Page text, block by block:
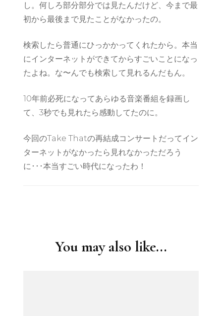
し。何しろ部分部分では見たんだけど、今まで最
初から最後まで見たことがなかったの。
検索したら普通にひっかかってくれたから。本当
にインターネットができてからすごいことになっ
たよね。な〜んでも検索して見れるんだもん。
10年前必死になってあらゆる音楽番組を録画し
て、3秒でも見れたら感動してたのに。
今回のTake Thatの再結成コンサートだってイン
ターネットがなかったら見れなかっただろう
に･･･本当すごい時代になったわ！
You may also like...